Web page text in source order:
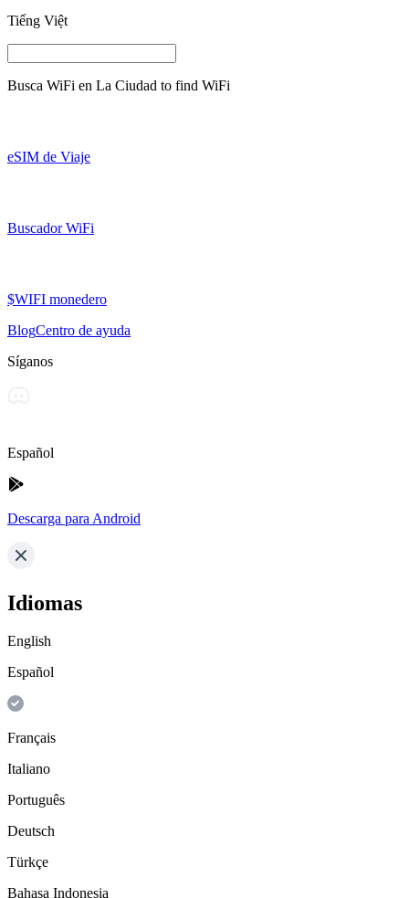
Tiếng Việt
Busca WiFi en La Ciudad to find WiFi
eSIM de Viaje
Buscador WiFi
$WIFI monedero
BlogCentro de ayuda
Síganos
Español
Descarga para Android
Idiomas
English
Español
Français
Italiano
Português
Deutsch
Türkçe
Bahasa Indonesia